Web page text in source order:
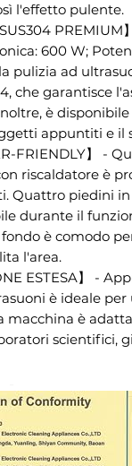
l'effetto pulente.
SUS304
600 W;
pulizia ad
che garantisce
è
appuntiti e il
FRIENDLY】 -
riscaldatore è
Quattro piedini
durante il
è comodo
l'area.
ESTESA】 -
è ideale
macchina è
scientifici,